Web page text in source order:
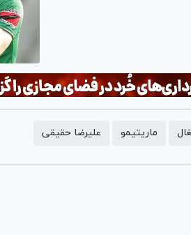
ماریتیمو علیرضا حقیقی